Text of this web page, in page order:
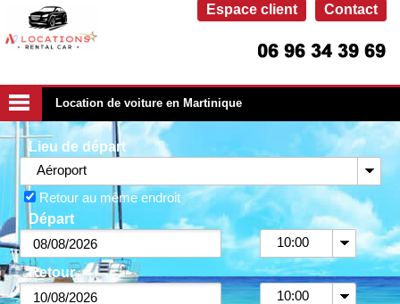
Contact
Espace client
Location de voiture en Martinique
Lieu de départ
Aéroport
Retour au même endroit
Départ
10:00
Retour
10:00